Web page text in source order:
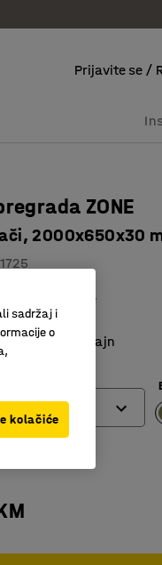
Prijavite se /
ZONE
2000x650x30
upijanje buke
s držačima
i moderan dizajn
sadržaj i
o
kolačiće